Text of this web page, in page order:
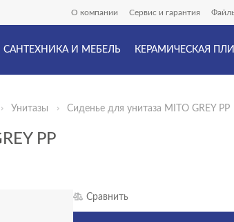
О компании Сервис и гарантия
САНТЕХНИКА И МЕБЕЛЬ КЕРАМИЧЕСКАЯ
Унитазы Сиденье для унитаза MITO GREY PP
PP
Сравнить